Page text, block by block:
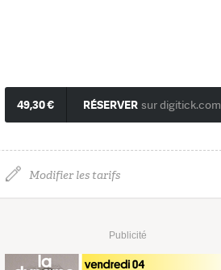
49,30 € RÉSERVER sur digitick.com
Modifier les tarifs
Publicité